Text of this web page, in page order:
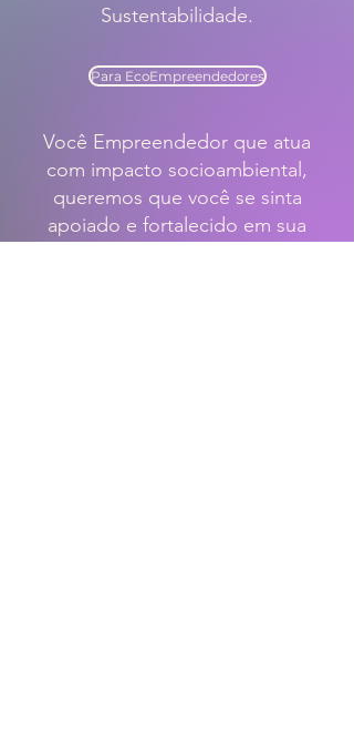
Sustentabilidade.
Para EcoEmpreendedores
Você Empreendedor que atua
com impacto socioambiental,
queremos que você se sinta
apoiado e fortalecido em sua